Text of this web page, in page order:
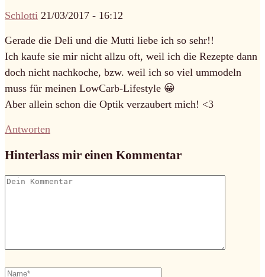
Schlotti 21/03/2017 - 16:12
Gerade die Deli und die Mutti liebe ich so sehr!!
Ich kaufe sie mir nicht allzu oft, weil ich die Rezepte dann
doch nicht nachkoche, bzw. weil ich so viel ummodeln
muss für meinen LowCarb-Lifestyle 😀
Aber allein schon die Optik verzaubert mich! <3
Antworten
Hinterlass mir einen Kommentar